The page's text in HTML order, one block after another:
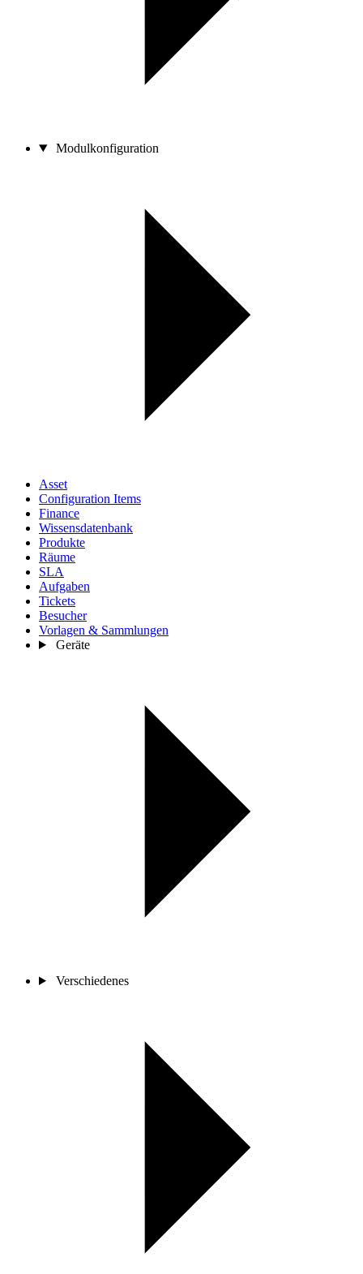
Modulkonfiguration
Asset
Configuration Items
Finance
Wissensdatenbank
Produkte
Räume
SLA
Aufgaben
Tickets
Besucher
Vorlagen & Sammlungen
Geräte
Verschiedenes